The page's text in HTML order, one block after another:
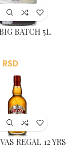
BATCH 5L
RSD
REGAL 12 YRS